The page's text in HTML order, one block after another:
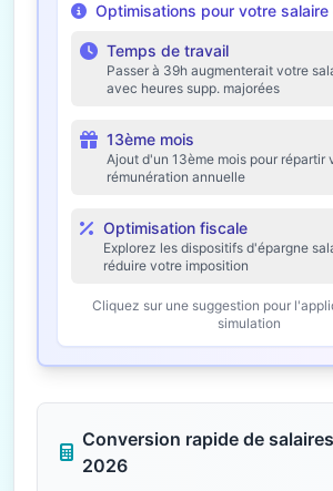
Optimisations pour votre
Temps de travail
Passer à 39h augmenterait votre
avec heures supp. majorées
13ème mois
Ajout d'un 13ème mois pour répartir
rémunération annuelle
Optimisation fiscale
Explorez les dispositifs d'épargne
réduire votre imposition
Cliquez sur une suggestion pour
simulation
Conversion rapide de
2026